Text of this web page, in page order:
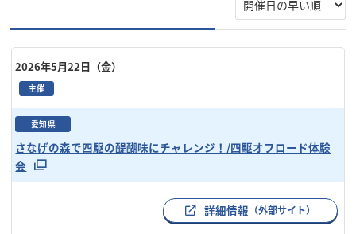
2026年5月22日（金）
主催
愛知県
さなげの森で四駆の醍醐味にチャレンジ！/四駆オフロード体験
会
詳細情報 （外部サイト）